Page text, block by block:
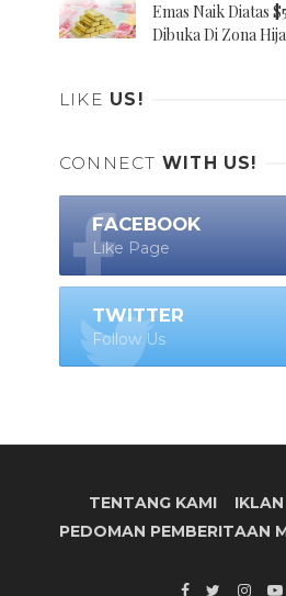
Emas Naik Diatas
Dibuka Di Zona
LIKE US!
CONNECT WITH US!
FACEBOOK
Like Page
TWITTER
Follow Us
TENTANG KAMI IKLAN
PEDOMAN PEMBERITAAN